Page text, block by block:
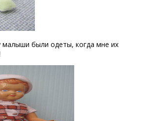
были одеты, когда мне их